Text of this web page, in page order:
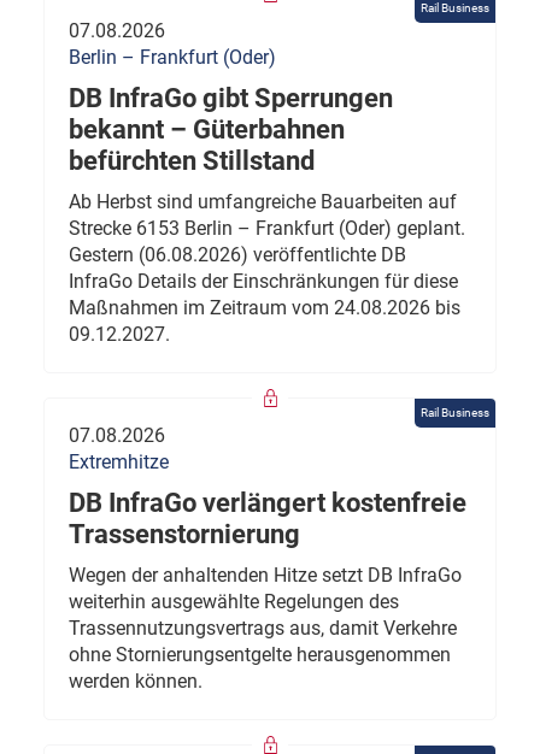
Rail Business
07.08.2026
Berlin – Frankfurt (Oder)
DB InfraGo gibt Sperrungen
bekannt – Güterbahnen
befürchten Stillstand
Ab Herbst sind umfangreiche Bauarbeiten auf
Strecke 6153 Berlin – Frankfurt (Oder) geplant.
Gestern (06.08.2026) veröffentlichte DB
InfraGo Details der Einschränkungen für diese
Maßnahmen im Zeitraum vom 24.08.2026 bis
09.12.2027.
Rail Business
07.08.2026
Extremhitze
DB InfraGo verlängert kostenfreie
Trassenstornierung
Wegen der anhaltenden Hitze setzt DB InfraGo
weiterhin ausgewählte Regelungen des
Trassennutzungsvertrags aus, damit Verkehre
ohne Stornierungsentgelte herausgenommen
werden können.